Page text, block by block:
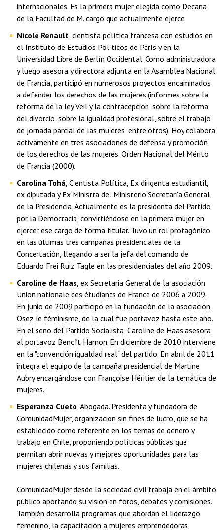
internacionales. Es la primera mujer elegida como Decana
de la Facultad de M. cargo que actualmente ejerce.
Nicole Renault , cientista política francesa con estudios en
el Instituto de Estudios Políticos de París y en la
Universidad Libre de Berlín Occidental. Como administradora
y luego asesora y directora adjunta en la Asamblea Nacional
de Francia, participó en numerosos proyectos encaminados
a defender los derechos de las mujeres (informes sobre la
reforma de la ley Veil y la contracepción, sobre la reforma
del divorcio, sobre la igualdad profesional, sobre el trabajo
de jornada parcial de las mujeres, entre otros). Hoy colabora
activamente en tres asociaciones de defensa y promoción
de los derechos de las mujeres. Orden Nacional del Mérito
de Francia (2000).
Carolina Tohá , Cientista Política, Ex dirigenta estudiantil,
ex diputada y Ex Ministra del Ministerio Secretaría General
de la Presidencia, Actualmente es la presidenta del Partido
por la Democracia, convirtiéndose en la primera mujer en
ejercer ese cargo de forma titular. Tuvo un rol protagónico
en las últimas tres campañas presidenciales de la
Concertación, llegando a ser la jefa del comando de
Eduardo Frei Ruiz Tagle en las presidenciales del año 2009.
Caroline de Haas , ex Secretaria General de la asociación
Union nationale des étudiants de France de 2006 a 2009.
En junio de 2009 participó en la fundación de la asociación
Osez le féminisme, de la cual fue portavoz hasta este año.
En el seno del Partido Socialista, Caroline de Haas asesora
al portavoz Benoît Hamon. En diciembre de 2010 interviene
en la "convención igualdad real" del partido. En abril de 2011
integra el equipo de la campaña presidencial de Martine
Aubry encargándose con Françoise Héritier de la temática de
mujeres.
Esperanza Cueto , Abogada. Presidenta y fundadora de
ComunidadMujer, organización sin fines de lucro, que se ha
establecido como referente en los temas de género y
trabajo en Chile, proponiendo políticas públicas que
permitan abrir nuevas y mejores oportunidades para las
mujeres chilenas y sus familias.
ComunidadMujer desde la sociedad civil trabaja en el ámbito
público aportando su visión en foros, debates y comisiones.
También desarrolla programas que abordan el liderazgo
femenino, la capacitación a mujeres emprendedoras,